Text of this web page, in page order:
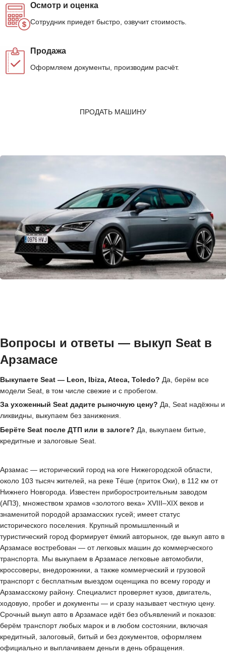
Осмотр и оценка
Сотрудник приедет быстро, озвучит стоимость.
Продажа
Оформляем документы, производим расчёт.
ПРОДАТЬ МАШИНУ
Вопросы и ответы — выкуп Seat в
Арзамасе
Выкупаете Seat — Leon, Ibiza, Ateca, Toledo? Да, берём все
модели Seat, в том числе свежие и с пробегом.
За ухоженный Seat дадите рыночную цену? Да, Seat надёжны и
ликвидны, выкупаем без занижения.
Берёте Seat после ДТП или в залоге? Да, выкупаем битые,
кредитные и залоговые Seat.
Арзамас — исторический город на юге Нижегородской области,
около 103 тысяч жителей, на реке Тёше (приток Оки), в 112 км от
Нижнего Новгорода. Известен приборостроительным заводом
(АПЗ), множеством храмов «золотого века» XVIII–XIX веков и
знаменитой породой арзамасских гусей; имеет статус
исторического поселения. Крупный промышленный и
туристический город формирует ёмкий авторынок, где выкуп авто в
Арзамасе востребован — от легковых машин до коммерческого
транспорта. Мы выкупаем в Арзамасе легковые автомобили,
кроссоверы, внедорожники, а также коммерческий и грузовой
транспорт с бесплатным выездом оценщика по всему городу и
Арзамасскому району. Специалист проверяет кузов, двигатель,
ходовую, пробег и документы — и сразу называет честную цену.
Срочный выкуп авто в Арзамасе идёт без объявлений и показов:
берём транспорт любых марок и в любом состоянии, включая
кредитный, залоговый, битый и без документов, оформляем
официально и выплачиваем деньги в день обращения.